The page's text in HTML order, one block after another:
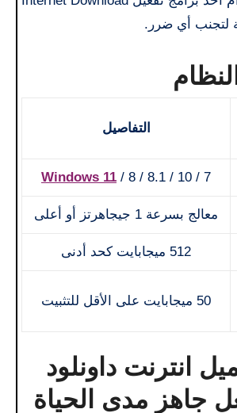
التفاصيل
Windows 11 / 8 / 8.1 / 10 / 7
معالج بسرعة 1 جيجاهرتز أو أعلى
512 ميجابايت كحد أدنى
50 ميجابايت على الأقل للتثبيت
انترنت داونلود
جاهز مدى الحياة